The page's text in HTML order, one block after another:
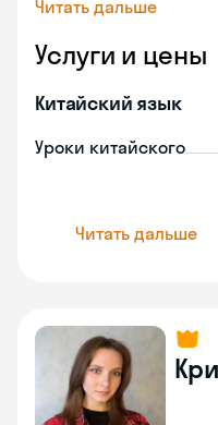
Читать дальше
Услуги и цены
Китайский язык
Уроки китайского
Читать дальше